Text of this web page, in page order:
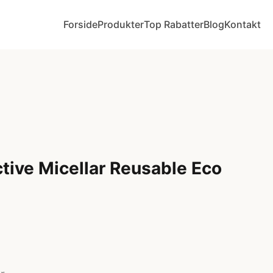
ForsideProdukterTop RabatterBlogKontakt
Micellar Reusable Eco